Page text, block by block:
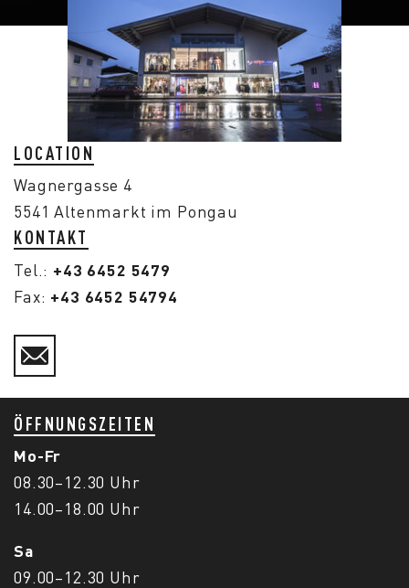
LOCATION
Wagnergasse 4
5541 Altenmarkt im Pongau
KONTAKT
Tel.: +43 6452 5479
Fax: +43 6452 54794
ÖFFNUNGSZEITEN
Mo-Fr
08.30–12.30 Uhr
14.00–18.00 Uhr
Sa
09.00–12.30 Uhr